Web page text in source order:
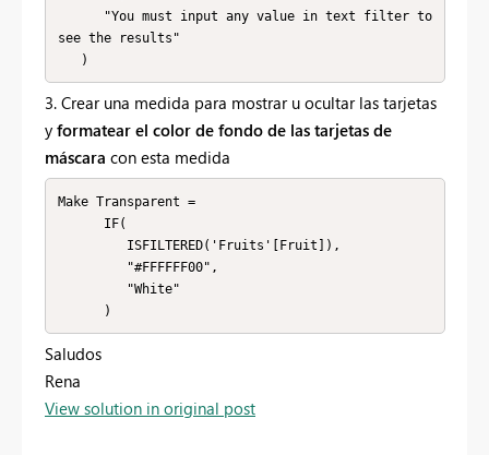
see the results"
   )
3. Crear una medida para mostrar u ocultar las tarjetas
y formatear el color de fondo de las tarjetas de
máscara con esta medida
Make Transparent =
      )
Saludos
Rena
View solution in original post